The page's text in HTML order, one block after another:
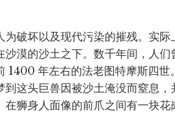
为破坏以及现代污染的摧残。实
沙漠的沙土之下。数千年间，人
1400 年左右的法老图特摩斯四世
到这头巨兽因被沙土淹没而窒息
狮身人面像的前爪之间有一块花